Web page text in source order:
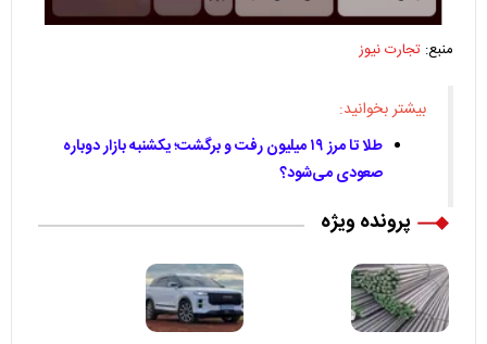
منبع: تجارت نیوز
بیشتر بخوانید:
طلا تا مرز ۱۹ میلیون رفت و برگشت؛ یکشنبه بازار دوباره
صعودی می‌شود؟
پرونده ویژه